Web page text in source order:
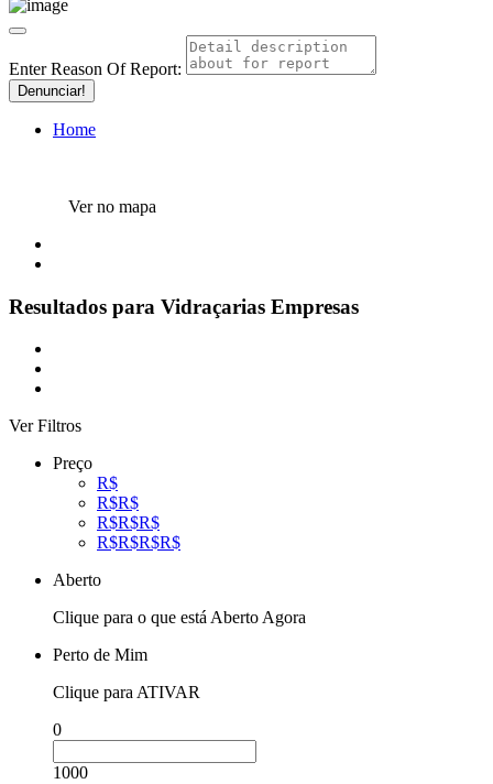
Enter Reason Of Report:
Denunciar!
Home
Ver no mapa
Resultados para Vidraçarias Empresas
Ver Filtros
Preço
R$
R$R$
R$R$R$
R$R$R$R$
Aberto
Clique para o que está Aberto Agora
Perto de Mim
Clique para ATIVAR
0
1000